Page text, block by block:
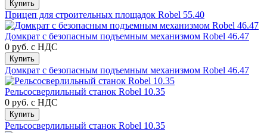
Купить
Прицеп для строительных площадок Robel 55.40
Домкрат с безопасным подъемным механизмом Robel 46.47
0 руб. с НДС
Купить
Домкрат с безопасным подъемным механизмом Robel 46.47
Рельсосверлильный станок Robel 10.35
0 руб. с НДС
Купить
Рельсосверлильный станок Robel 10.35